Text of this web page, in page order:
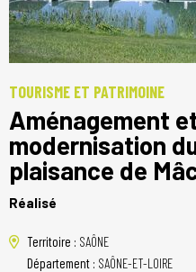
TOURISME ET PATRIMOINE
Aménagement
modernisation
plaisance de
Réalisé
Territoire : SAÔNE
Département : SAÔNE-ET-LOIRE